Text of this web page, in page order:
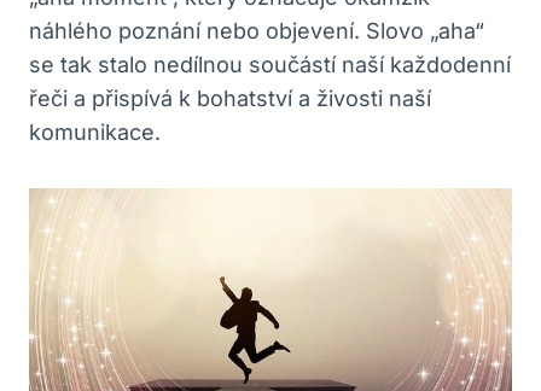
náhlého poznání nebo objevení. Slovo „aha“
se tak stalo nedílnou součástí naší každodenní
řeči a přispívá k bohatství a živosti naší
komunikace.